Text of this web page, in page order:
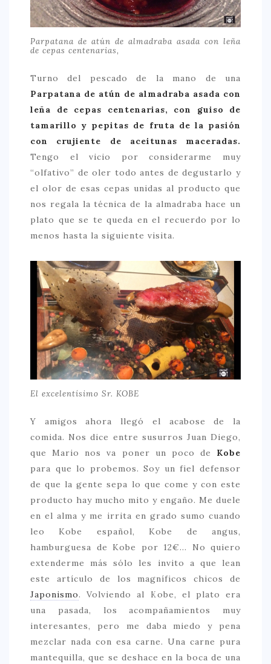
Parpatana de atún de almadraba asada con leña
de cepas centenarias,
Turno del pescado de la mano de una
Parpatana de atún de almadraba asada con
leña de cepas centenarias, con guiso de
tamarillo y pepitas de fruta de la pasión
con crujiente de aceitunas maceradas.
Tengo el vicio por considerarme muy
“olfativo” de oler todo antes de degustarlo y
el olor de esas cepas unidas al producto que
nos regala la técnica de la almadraba hace un
plato que se te queda en el recuerdo por lo
menos hasta la siguiente visita.
El excelentísimo Sr. KOBE
Y amigos ahora llegó el acabose de la
comida. Nos dice entre susurros Juan Diego,
que Mario nos va poner un poco de Kobe
para que lo probemos. Soy un fiel defensor
de que la gente sepa lo que come y con este
producto hay mucho mito y engaño. Me duele
en el alma y me irrita en grado sumo cuando
leo Kobe español, Kobe de angus,
hamburguesa de Kobe por 12€… No quiero
extenderme más sólo les invito a que lean
este artículo de los magníficos chicos de
Japonismo. Volviendo al Kobe, el plato era
una pasada, los acompañamientos muy
interesantes, pero me daba miedo y pena
mezclar nada con esa carne. Una carne pura
mantequilla, que se deshace en la boca de una